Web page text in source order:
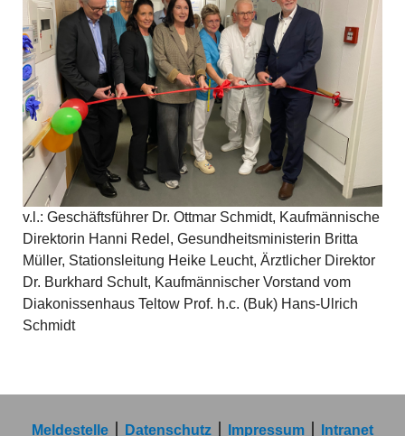
v.l.: Geschäftsführer Dr. Ottmar Schmidt, Kaufmännische
Direktorin Hanni Redel, Gesundheitsministerin Britta
Müller, Stationsleitung Heike Leucht, Ärztlicher Direktor
Dr. Burkhard Schult, Kaufmännischer Vorstand vom
Diakonissenhaus Teltow Prof. h.c. (Buk) Hans-Ulrich
Schmidt
Meldestelle Datenschutz Impressum Intranet